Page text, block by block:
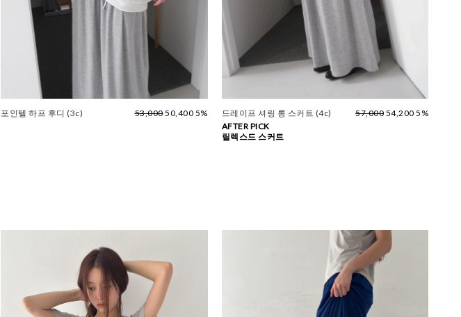
포인텔 하프 후디 (3c) 53,00050,400 5% 드레이프 셔링 롱 스커트 (4c) 57,000 54,200 5%
AFTER PICK
릴렉스드 스커트